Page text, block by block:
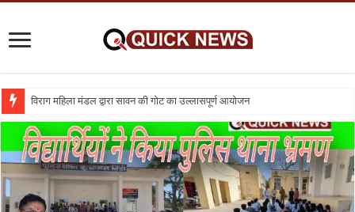
विराग महिला मंडल द्वारा सावन की गोट का उल्लासपूर्ण आयोजन
शिक्षा का व्यवसायीकरण क्यों : तो क्या निजी विद्यालय बंद कर दिए जाए